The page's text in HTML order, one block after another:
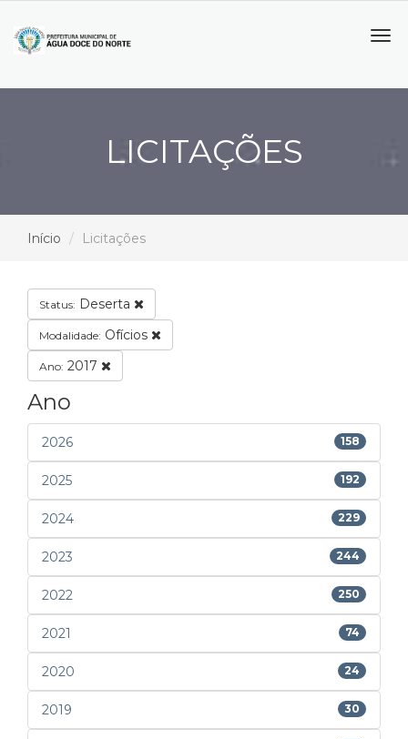
LICITAÇÕES
Início Licitações
Status: Deserta
Modalidade: Ofícios
Ano: 2017
Ano
2026 158
2025 192
2024 229
2023 244
2022 250
2021 74
2020 24
2019 30